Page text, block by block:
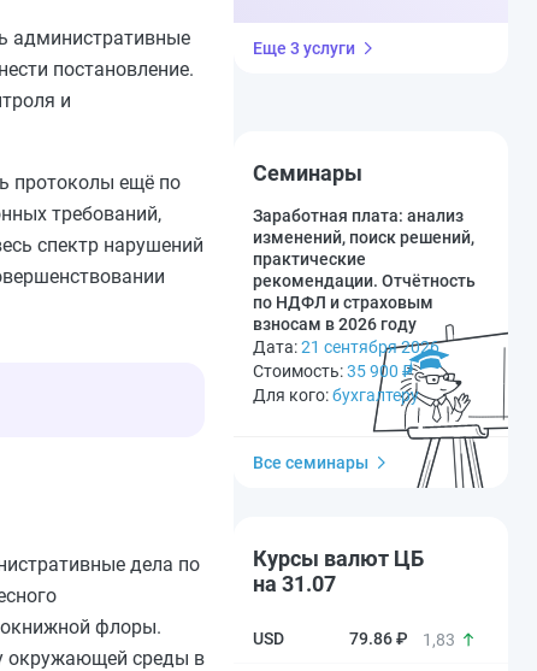
административные
постановление.
и
протоколы ещё по
требований,
спектр нарушений
дела по
флоры.
окружающей среды в
Еще 3 услуги
Семинары
Заработная плата: анализ
изменений, поиск решений,
практические
рекомендации. Отчётность
по НДФЛ и страховым
взносам в 2026 году
Дата:21 сентября 2026
Стоимость:35 900 ₽
Для кого:бухгалтеру
Все семинары
Курсы валют ЦБ
на 31.07
79.86 ₽ 1,83